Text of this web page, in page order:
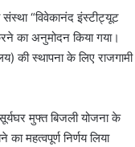
“विवेकानंद इंस्टीट्यूट
का अनुमोदन किया गया।
की स्थापना के लिए राजगामी
मुफ्त बिजली योजना के
महत्वपूर्ण निर्णय लिया